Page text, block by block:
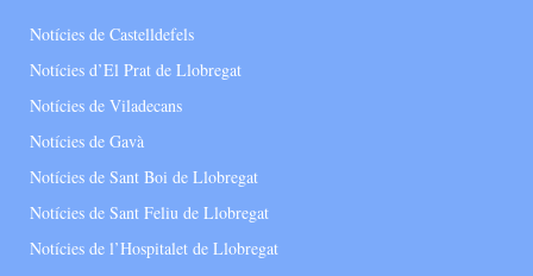
Notícies de Castelldefels
Notícies d’El Prat de Llobregat
Notícies de Viladecans
Notícies de Gavà
Notícies de Sant Boi de Llobregat
Notícies de Sant Feliu de Llobregat
Notícies de l’Hospitalet de Llobregat